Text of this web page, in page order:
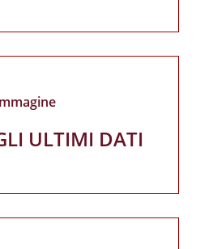
ULTIMI DATI